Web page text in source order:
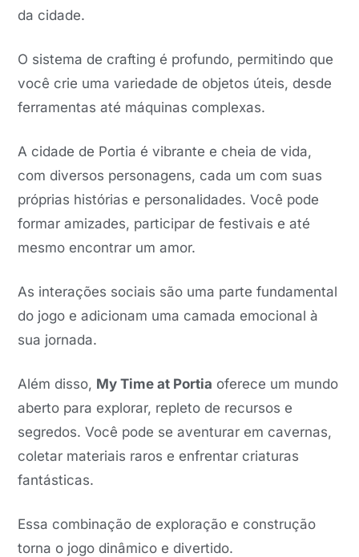
da cidade.
O sistema de crafting é profundo, permitindo que
você crie uma variedade de objetos úteis, desde
ferramentas até máquinas complexas.
A cidade de Portia é vibrante e cheia de vida,
com diversos personagens, cada um com suas
próprias histórias e personalidades. Você pode
formar amizades, participar de festivais e até
mesmo encontrar um amor.
As interações sociais são uma parte fundamental
do jogo e adicionam uma camada emocional à
sua jornada.
Além disso, My Time at Portia oferece um mundo
aberto para explorar, repleto de recursos e
segredos. Você pode se aventurar em cavernas,
coletar materiais raros e enfrentar criaturas
fantásticas.
Essa combinação de exploração e construção
torna o jogo dinâmico e divertido.